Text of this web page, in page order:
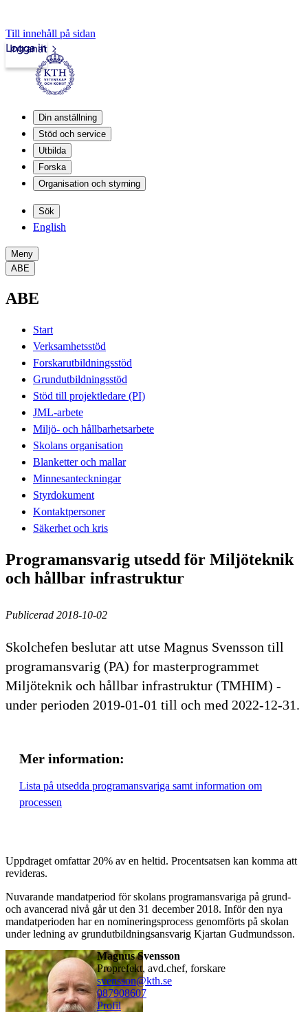
Till innehåll på sidan
Intranät
Logga in
Din anställning
Stöd och service
Utbilda
Forska
Organisation och styrning
Sök
English
Meny
ABE
ABE
Start
Verksamhetsstöd
Forskarutbildningsstöd
Grundutbildningsstöd
Stöd till projektledare (PI)
JML-arbete
Miljö- och hållbarhetsarbete
Skolans organisation
Blanketter och mallar
Minnesanteckningar
Styrdokument
Kontaktpersoner
Säkerhet och kris
Programansvarig utsedd för Miljöteknik
och hållbar infrastruktur
Publicerad 2018-10-02
Skolchefen beslutar att utse Magnus Svensson till
programansvarig (PA) for masterprogrammet
Miljöteknik och hållbar infrastruktur (TMHIM) -
under perioden 2019-01-01 till och med 2022-12-31.
Mer information:
Lista på utsedda programansvariga samt information om
processen
Uppdraget omfattar 20% av en heltid. Procentsatsen kan komma att
revideras.
Nuvarande mandatperiod för skolans programansvariga på grund-
och avancerad nivå går ut den 31 december 2018. Inför den nya
mandatperioden har en nomineringsprocess genomförts på skolan
under ledning av grundutbildningsansvarig Kjartan Gudmundsson.
Magnus Svensson
proprefekt, avd.chef, forskare
svensson@kth.se
087908607
Profil